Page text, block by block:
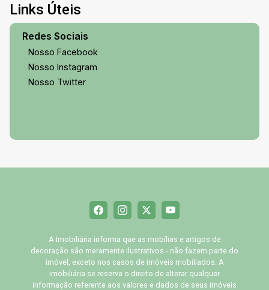
Links Úteis
Redes Sociais
Nosso Facebook
Nosso Instagram
Nosso Twitter
A Imobiliária informa que as mobílias e artigos de
decoração são meramente ilustrativos - não fazem parte do
imóvel, exceto nos casos de imóveis mobiliados. A
imobiliária se reserva o direito de alterar qualquer
informação referente aos valores e dados de seus imóveis